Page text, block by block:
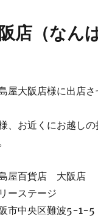
店（な
屋大阪店様に出店さ
、お近くにお越し
島屋百貨店 大阪
ーステージ
市中央区難波5-1-5